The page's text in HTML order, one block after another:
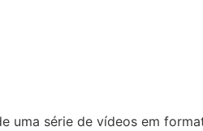
uma série de vídeos em